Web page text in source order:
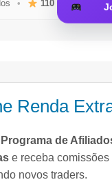
• 110avaliações
Renda
Programa de
e receba comissões
novos traders.